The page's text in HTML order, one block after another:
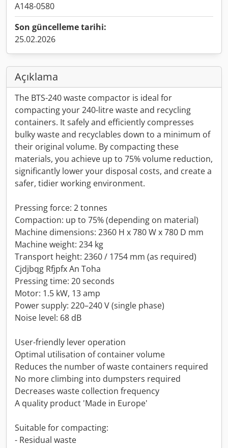
A148-0580
Son güncelleme tarihi:
25.02.2026
Açıklama
The BTS-240 waste compactor is ideal for
compacting your 240-litre waste and recycling
containers. It safely and efficiently compresses
bulky waste and recyclables down to a minimum of
their original volume. By compacting these
materials, you achieve up to 75% volume reduction,
significantly lower your disposal costs, and create a
safer, tidier working environment.
Pressing force: 2 tonnes
Compaction: up to 75% (depending on material)
Machine dimensions: 2360 H x 780 W x 780 D mm
Machine weight: 234 kg
Transport height: 2360 / 1754 mm (as required)
Cjdjbqg Rfjpfx An Toha
Pressing time: 20 seconds
Motor: 1.5 kW, 13 amp
Power supply: 220–240 V (single phase)
Noise level: 68 dB
User-friendly lever operation
Optimal utilisation of container volume
Reduces the number of waste containers required
No more climbing into dumpsters required
Decreases waste collection frequency
A quality product 'Made in Europe'
Suitable for compacting:
- Residual waste